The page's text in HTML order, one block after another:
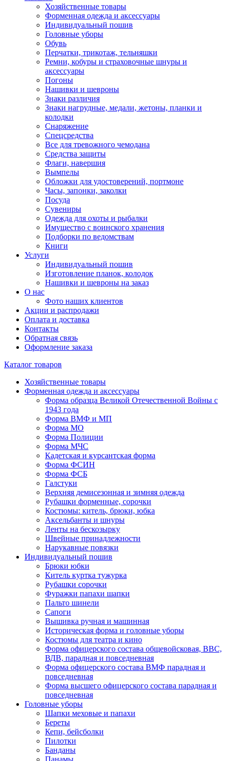
Хозяйственные товары
Форменная одежда и аксессуары
Индивидуальный пошив
Головные уборы
Обувь
Перчатки, трикотаж, тельняшки
Ремни, кобуры и страховочные шнуры и
аксессуары
Погоны
Нашивки и шевроны
Знаки различия
Знаки нагрудные, медали, жетоны, планки и
колодки
Снаряжение
Спецсредства
Все для тревожного чемодана
Средства защиты
Флаги, навершия
Вымпелы
Обложки для удостоверений, портмоне
Часы, запонки, заколки
Посуда
Сувениры
Одежда для охоты и рыбалки
Имущество с воинского хранения
Подборки по ведомствам
Книги
Услуги
Индивидуальный пошив
Изготовление планок, колодок
Нашивки и шевроны на заказ
О нас
Фото наших клиентов
Акции и распродажи
Оплата и доставка
Контакты
Обратная связь
Оформление заказа
Каталог товаров
Хозяйственные товары
Форменная одежда и аксессуары
Форма образца Великой Отечественной Войны с
1943 года
Форма ВМФ и МП
Форма МО
Форма Полиции
Форма МЧС
Кадетская и курсантская форма
Форма ФСИН
Форма ФСБ
Галстуки
Верхняя демисезонная и зимняя одежда
Рубашки форменные, сорочки
Костюмы: китель, брюки, юбка
Аксельбанты и шнуры
Ленты на бескозырку
Швейные принадлежности
Нарукавные повязки
Индивидуальный пошив
Брюки юбки
Китель куртка тужурка
Рубашки сорочки
Фуражки папахи шапки
Пальто шинели
Сапоги
Вышивка ручная и машинная
Историческая форма и головные уборы
Костюмы для театра и кино
Форма офицерского состава общевойсковая, ВВС,
ВДВ, парадная и повседневная
Форма офицерского состава ВМФ парадная и
повседневная
Форма высшего офицерского состава парадная и
повседневная
Головные уборы
Шапки меховые и папахи
Береты
Кепи, бейсболки
Пилотки
Банданы